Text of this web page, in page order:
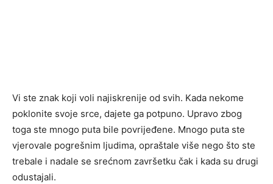
Vi ste znak koji voli najiskrenije od svih. Kada nekome
poklonite svoje srce, dajete ga potpuno. Upravo zbog
toga ste mnogo puta bile povrijeđene. Mnogo puta ste
vjerovale pogrešnim ljudima, opraštale više nego što ste
trebale i nadale se srećnom završetku čak i kada su drugi
odustajali.